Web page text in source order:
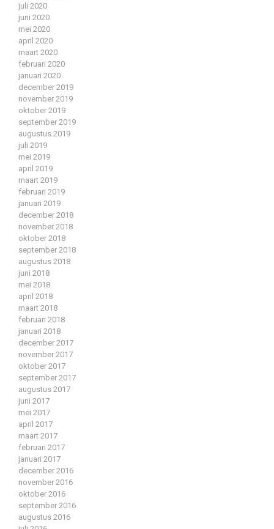
juli 2020
juni 2020
mei 2020
april 2020
maart 2020
februari 2020
januari 2020
december 2019
november 2019
oktober 2019
september 2019
augustus 2019
juli 2019
mei 2019
april 2019
maart 2019
februari 2019
januari 2019
december 2018
november 2018
oktober 2018
september 2018
augustus 2018
juni 2018
mei 2018
april 2018
maart 2018
februari 2018
januari 2018
december 2017
november 2017
oktober 2017
september 2017
augustus 2017
juni 2017
mei 2017
april 2017
maart 2017
februari 2017
januari 2017
december 2016
november 2016
oktober 2016
september 2016
augustus 2016